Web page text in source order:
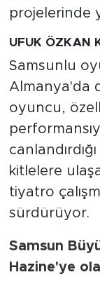
projelerinde
UFUK ÖZKAN
Samsunlu
Almanya'da
oyuncu,
kitlelere
tiyatro
sürdürüyor.
Samsun
Hazine'ye